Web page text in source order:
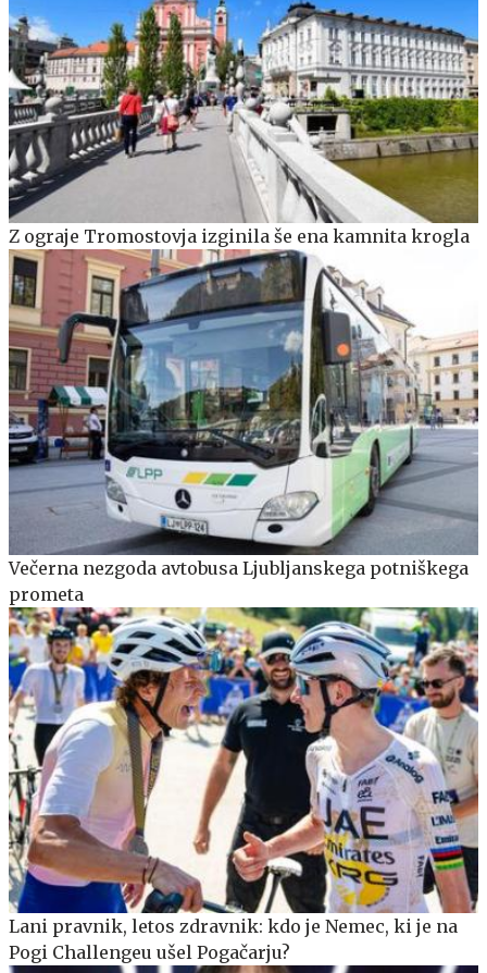
Z ograje Tromostovja izginila še ena kamnita krogla
Večerna nezgoda avtobusa Ljubljanskega potniškega
prometa
Lani pravnik, letos zdravnik: kdo je Nemec, ki je na
Pogi Challengeu ušel Pogačarju?